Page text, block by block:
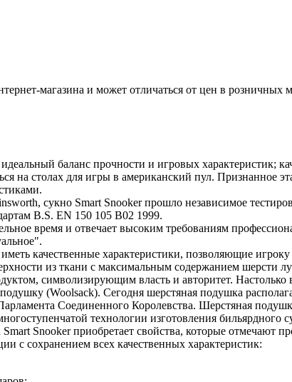
магазина и может отличаться от цен в розничных
баланс прочности и игровых характеристик;
на столах для игры в американский пул. Признанное
сукно Smart Snooker прошло независимое
B.S. EN 150 105 B02 1999.
время и отвечает высоким требованиям
качественные характеристики, позволяющие
из ткани с максимальным содержанием шерсти
символизирующим власть и авторитет. Настолько
(Woolsack). Сегодня шерстяная подушка
Соединенного Королевства. Шерстяная
технологии изготовления
Snooker приобретает свойства, которые отмечают
с сохранением всех качественных характеристик: